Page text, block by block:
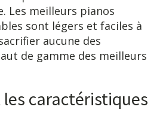
Les meilleurs pianos
sont légers et faciles à
aucune des
de gamme des meilleurs
caractéristiques